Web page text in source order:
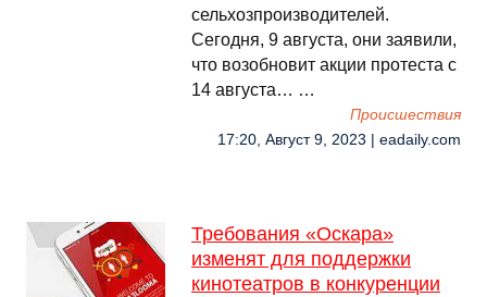
сельхозпроизводителей.
Сегодня, 9 августа, они заявили,
что возобновит акции протеста с
14 августа… …
Происшествия
17:20, Август 9, 2023 | eadaily.com
Требования «Оскара»
изменят для поддержки
кинотеатров в конкуренции